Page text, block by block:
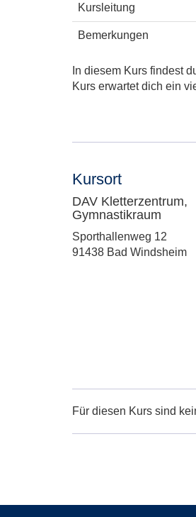
Kursleitung
Bemerkungen
In diesem Kurs findest
Kurs erwartet dich ein
Kursort
DAV Kletterzentrum,
Gymnastikraum
Adresse:
Sporthallenweg 12
91438 Bad Windsheim
Für diesen Kurs sind